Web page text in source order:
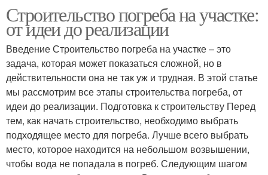
Строительство погреба на участке:
от идеи до реализации
Введение Строительство погреба на участке – это
задача, которая может показаться сложной, но в
действительности она не так уж и трудная. В этой статье
мы рассмотрим все этапы строительства погреба, от
идеи до реализации. Подготовка к строительству Перед
тем, как начать строительство, необходимо выбрать
подходящее место для погреба. Лучше всего выбрать
место, которое находится на небольшом возвышении,
чтобы вода не попадала в погреб. Следующим шагом